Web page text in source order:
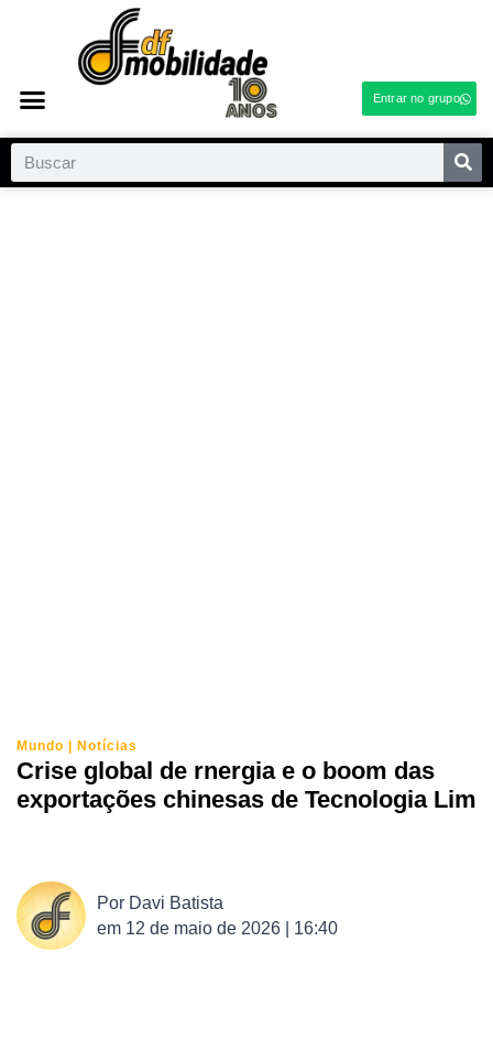
Entrar no grupo
Mundo | Notícias
Crise global de rnergia e o boom das
exportações chinesas de Tecnologia Lim
Por Davi Batista
em 12 de maio de 2026 | 16:40